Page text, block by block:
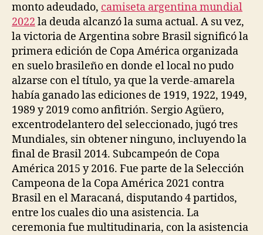
monto adeudado, camiseta argentina mundial
2022 la deuda alcanzó la suma actual. A su vez,
la victoria de Argentina sobre Brasil significó la
primera edición de Copa América organizada
en suelo brasileño en donde el local no pudo
alzarse con el título, ya que la verde-amarela
había ganado las ediciones de 1919, 1922, 1949,
1989 y 2019 como anfitrión. Sergio Agüero,
excentrodelantero del seleccionado, jugó tres
Mundiales, sin obtener ninguno, incluyendo la
final de Brasil 2014. Subcampeón de Copa
América 2015 y 2016. Fue parte de la Selección
Campeona de la Copa América 2021 contra
Brasil en el Maracaná, disputando 4 partidos,
entre los cuales dio una asistencia. La
ceremonia fue multitudinaria, con la asistencia